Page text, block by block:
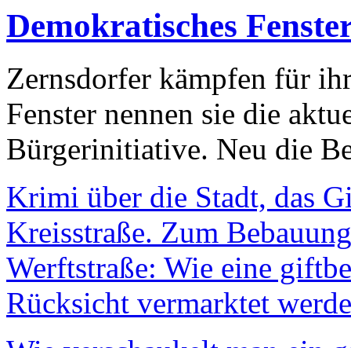
Demokratisches
Zernsdorfer kämpfen für
Fenster nennen sie die
Bürgerinitiative. Neu die
Krimi über die Stadt, das
Kreisstraße. Zum
Werftstraße: Wie eine
Rücksicht vermarktet